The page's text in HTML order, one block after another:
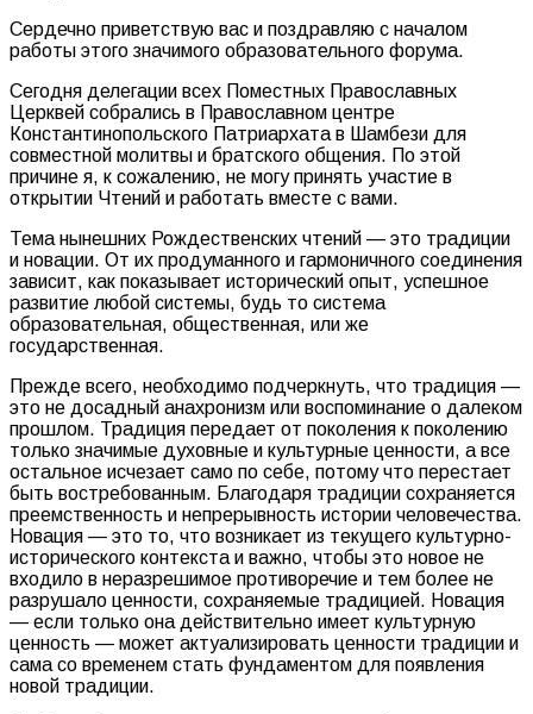
Сердечно приветствую вас и поздравляю с началом
работы этого значимого образовательного форума.
Сегодня делегации всех Поместных Православных
Церквей собрались в Православном центре
Константинопольского Патриархата в Шамбези для
совместной молитвы и братского общения. По этой
причине я, к сожалению, не могу принять участие в
открытии Чтений и работать вместе с вами.
Тема нынешних Рождественских чтений — это традиции
и новации. От их продуманного и гармоничного соединения
зависит, как показывает исторический опыт, успешное
развитие любой системы, будь то система
образовательная, общественная, или же
государственная.
Прежде всего, необходимо подчеркнуть, что традиция —
это не досадный анахронизм или воспоминание о далеком
прошлом. Традиция передает от поколения к поколению
только значимые духовные и культурные ценности, а все
остальное исчезает само по себе, потому что перестает
быть востребованным. Благодаря традиции сохраняется
преемственность и непрерывность истории человечества.
Новация — это то, что возникает из текущего культурно-
исторического контекста и важно, чтобы это новое не
входило в неразрешимое противоречие и тем более не
разрушало ценности, сохраняемые традицией. Новация
— если только она действительно имеет культурную
ценность — может актуализировать ценности традиции и
сама со временем стать фундаментом для появления
новой традиции.